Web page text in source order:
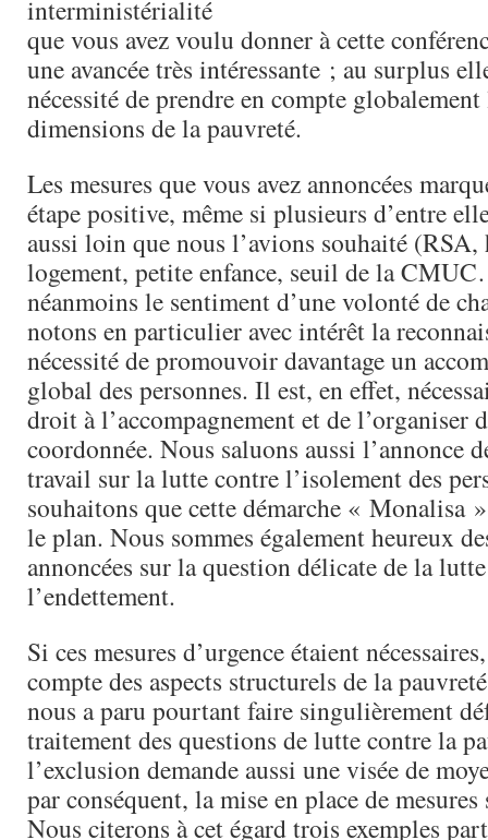
interministérialité
que vous avez voulu donner à cette
une avancée très intéressante ; au surplus
nécessité de prendre en compte
dimensions de la pauvreté.
Les mesures que vous avez annoncées
étape positive, même si plusieurs d’entre
aussi loin que nous l’avions souhaité (RSA,
logement, petite enfance, seuil de la
néanmoins le sentiment d’une volonté de
notons en particulier avec intérêt la
nécessité de promouvoir davantage un
global des personnes. Il est, en effet,
droit à l’accompagnement et de l’organiser
coordonnée. Nous saluons aussi l’annonce
travail sur la lutte contre l’isolement des
souhaitons que cette démarche « Monalisa
le plan. Nous sommes également heureux
annoncées sur la question délicate de la
l’endettement.
Si ces mesures d’urgence étaient
compte des aspects structurels de la
nous a paru pourtant faire singulièrement
traitement des questions de lutte contre la
l’exclusion demande aussi une visée de
par conséquent, la mise en place de
Nous citerons à cet égard trois exemples